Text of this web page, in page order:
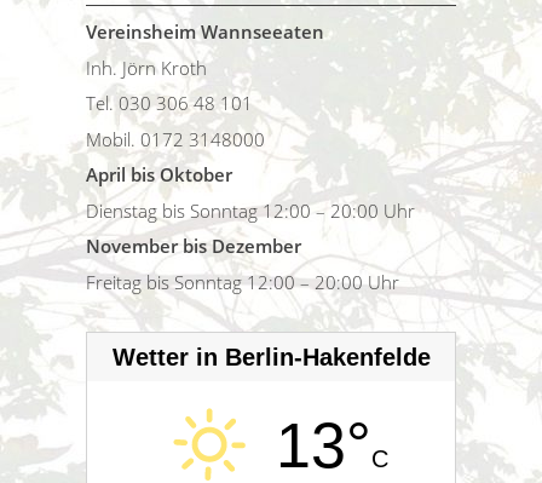
Vereinsheim Wannseeaten
Inh. Jörn Kroth
Tel. 030 306 48 101
Mobil. 0172 3148000
April bis Oktober
Dienstag bis Sonntag 12:00 – 20:00 Uhr
November bis Dezember
Freitag bis Sonntag 12:00 – 20:00 Uhr
Wetter in Berlin-Hakenfelde
13°C